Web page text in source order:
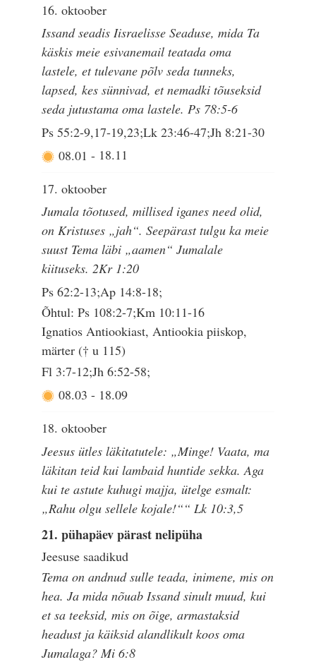
16. oktoober
Issand seadis Iisraelisse Seaduse, mida Ta
käskis meie esivanemail teatada oma
lastele, et tulevane põlv seda tunneks,
lapsed, kes sünnivad, et nemadki tõuseksid
seda jutustama oma lastele. Ps 78:5-6
Ps 55:2-9,17-19,23;Lk 23:46-47;Jh 8:21-30
08.01 - 18.11
17. oktoober
Jumala tõotused, millised iganes need olid,
on Kristuses „jah“. Seepärast tulgu ka meie
suust Tema läbi „aamen“ Jumalale
kiituseks. 2Kr 1:20
Ps 62:2-13;Ap 14:8-18;
Õhtul: Ps 108:2-7;Km 10:11-16
Ignatios Antiookiast, Antiookia piiskop,
märter († u 115)
Fl 3:7-12;Jh 6:52-58;
08.03 - 18.09
18. oktoober
Jeesus ütles läkitatutele: „Minge! Vaata, ma
läkitan teid kui lambaid huntide sekka. Aga
kui te astute kuhugi majja, ütelge esmalt:
„Rahu olgu sellele kojale!““ Lk 10:3,5
21. pühapäev pärast nelipüha
Jeesuse saadikud
Tema on andnud sulle teada, inimene, mis on
hea. Ja mida nõuab Issand sinult muud, kui
et sa teeksid, mis on õige, armastaksid
headust ja käiksid alandlikult koos oma
Jumalaga? Mi 6:8